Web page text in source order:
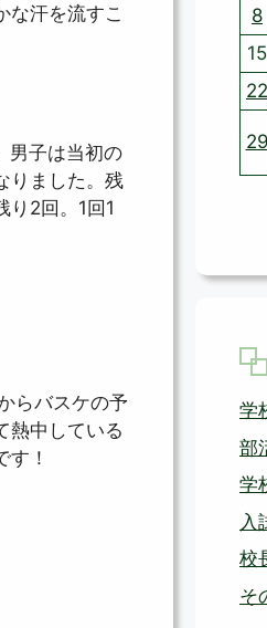
な汗を流すこ
男子は当初の
りました。残
り2回。1回1
らバスケの予
熱中している
！
8
15
22
29
学
部
学
入
校
そ